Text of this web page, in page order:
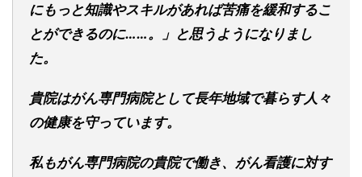
にもっと知識やスキルがあれば苦痛を緩和するこ
とができるのに……。」と思うようになりまし
た。
貴院はがん専門病院として長年地域で暮らす人々
の健康を守っています。
私もがん専門病院の貴院で働き、がん看護に対す